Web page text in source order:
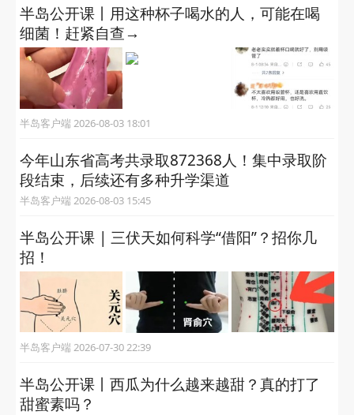
半岛公开课丨用这种杯子喝水的人，可能在喝
细菌！赶紧自查→
半岛客户端 2026-08-03 18:01
今年山东省高考共录取872368人！集中录取阶
段结束，后续还有多种升学渠道
半岛客户端 2026-08-03 15:45
半岛公开课 | 三伏天如何科学“借阳”？招你几
招！
半岛客户端 2026-07-30 22:39
半岛公开课丨西瓜为什么越来越甜？真的打了
甜蜜素吗？